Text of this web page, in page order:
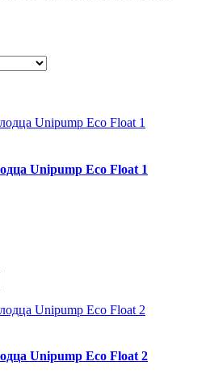
Unipump Eco Float 1
Unipump Eco Float 2